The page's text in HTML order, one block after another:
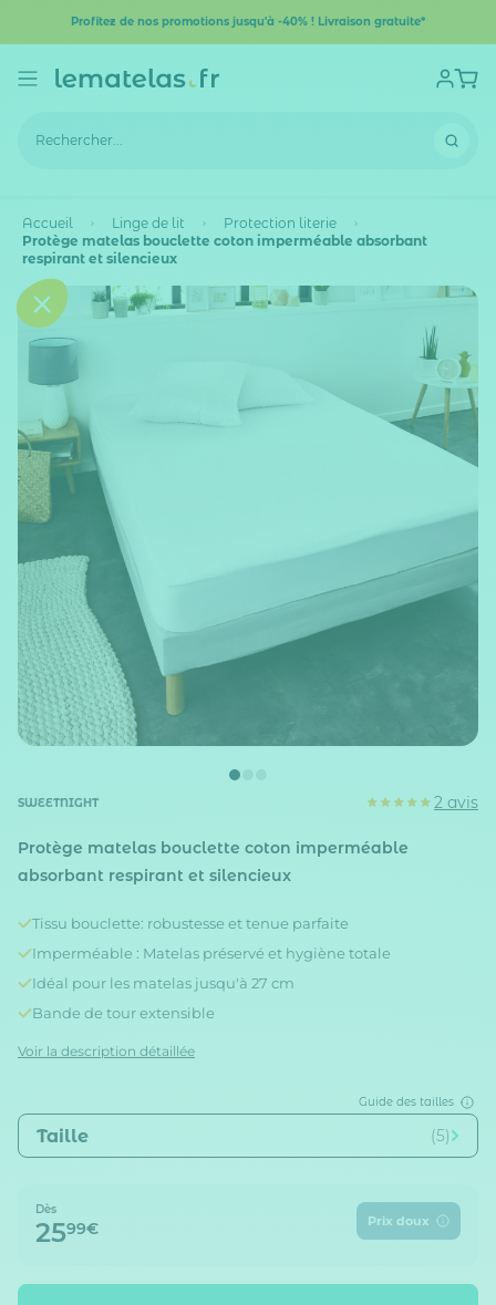
Profitez de nos promotions jusqu'à -40% ! Livraison gratuite*
Accueil Linge de lit
Protection literie
Protège matelas bouclette coton imperméable absorbant
respirant et silencieux
SWEETNIGHT 2 avis
Protège matelas bouclette coton imperméable
absorbant respirant et silencieux
Tissu bouclette: robustesse et tenue parfaite
Imperméable : Matelas préservé et hygiène totale
Idéal pour les matelas jusqu'à 27 cm
Bande de tour extensible
Voir la description détaillée
Dès
2599€ Prix doux
Guide des tailles
Taille (5)